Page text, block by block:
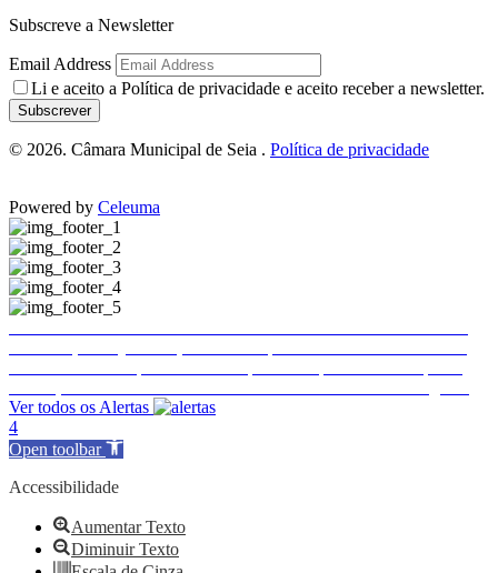
Subscreve a Newsletter
Email Address
Li e aceito a Política de privacidade e aceito receber a newsletter.
Subscrever
© 2026. Câmara Municipal de Seia . Política de privacidade
Powered by Celeuma
Ver todos os Alertas
4
Open toolbar
Accessibilidade
Aumentar Texto
Diminuir Texto